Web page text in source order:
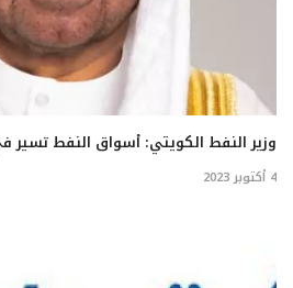
وزير النفط الكويتي: أسواق النفط تسير
4 أكتوبر 2023